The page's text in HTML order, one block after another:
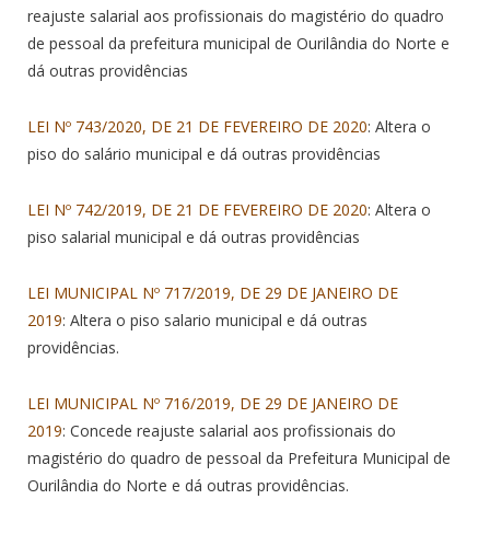
reajuste salarial aos profissionais do magistério do quadro
de pessoal da prefeitura municipal de Ourilândia do Norte e
dá outras providências
LEI Nº 743/2020, DE 21 DE FEVEREIRO DE 2020: Altera o
piso do salário municipal e dá outras providências
LEI Nº 742/2019, DE 21 DE FEVEREIRO DE 2020: Altera o
piso salarial municipal e dá outras providências
LEI MUNICIPAL Nº 717/2019, DE 29 DE JANEIRO DE
2019: Altera o piso salario municipal e dá outras
providências.
LEI MUNICIPAL Nº 716/2019, DE 29 DE JANEIRO DE
2019: Concede reajuste salarial aos profissionais do
magistério do quadro de pessoal da Prefeitura Municipal de
Ourilândia do Norte e dá outras providências.